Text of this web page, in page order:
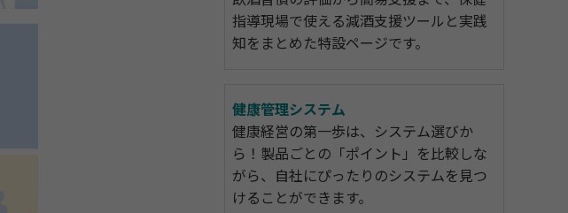
指導現場で使える減酒支援ツールと実践
知をまとめた特設ページです。
健康管理システム
健康経営の第一歩は、システム選びか
ら！製品ごとの「ポイント」を比較しな
がら、自社にぴったりのシステムを見つ
けることができます。